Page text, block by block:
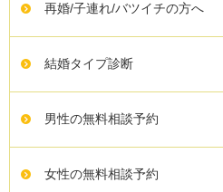
再婚/子連れ/バツイチの方へ
結婚タイプ診断
男性の無料相談予約
女性の無料相談予約